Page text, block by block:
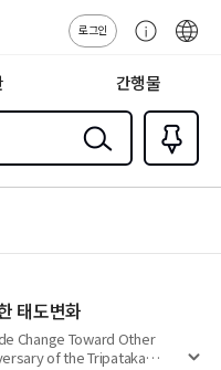
로그인
센
간행물
검색
즐겨찾
기0
태도변화
Change Toward Other
of the Tripataka